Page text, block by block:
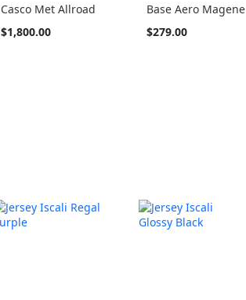
Casco Met Allroad
Tan
$1,800.00
Base Aero Magene
$279.00